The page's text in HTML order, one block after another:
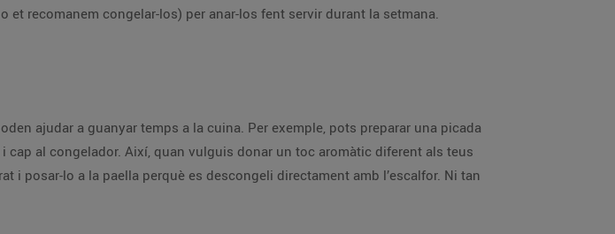
et recomanem congelar-los) per anar-los fent servir durant la setmana.
ajudar a guanyar temps a la cuina. Per exemple, pots preparar una picada
cap al congelador. Així, quan vulguis donar un toc aromàtic diferent als teus
i posar-lo a la paella perquè es descongeli directament amb l’escalfor. Ni tan